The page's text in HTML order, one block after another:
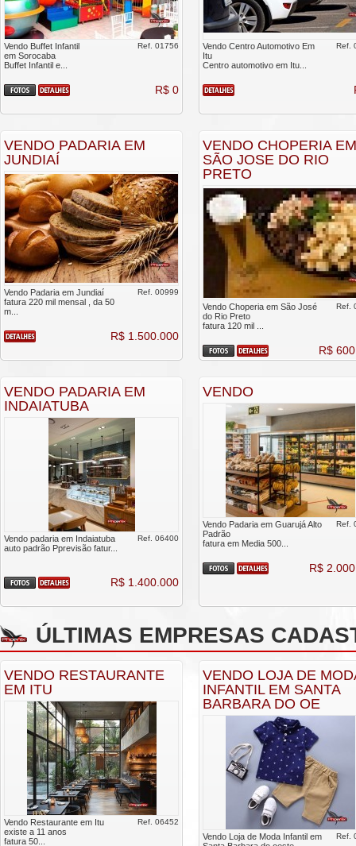
Vendo Buffet Infantil
em Sorocaba
Buffet Infantil e...
Ref. 01756
R$ 0
Vendo Centro Automotivo Em
Itu
Centro automotivo em Itu...
Ref.
VENDO PADARIA EM
JUNDIAÍ
Vendo Padaria em Jundiaí
fatura 220 mil mensal , da 50
m...
Ref. 00999
R$ 1.500.000
VENDO CHOPERIA EM
SÃO JOSE DO RIO
PRETO
Vendo Choperia em São José
do Rio Preto
fatura 120 mil ...
Ref.
R$
VENDO PADARIA EM
INDAIATUBA
Vendo padaria em Indaiatuba
auto padrão Pprevisão fatur...
Ref. 06400
R$ 1.400.000
VENDO
Vendo Padaria em Guarujá Alto
Padrão
fatura em Media 500...
Ref.
R$
ÚLTIMAS EMPRESAS
VENDO RESTAURANTE
EM ITU
Vendo Restaurante em Itu
existe a 11 anos
fatura 50...
Ref. 06452
VENDO LOJA DE
INFANTIL EM SANTA
BARBARA DO OE
Vendo Loja de Moda Infantil em
Ref.